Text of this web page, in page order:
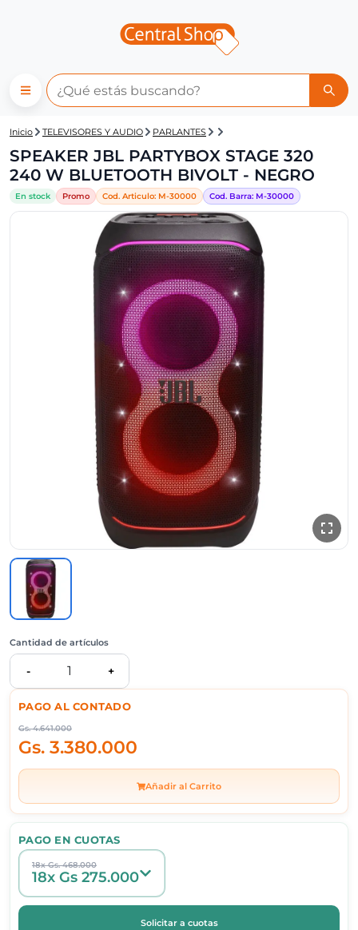
Central Shop: SPEAKER JBL
Inicio TELEVISORES Y AUDIO PARLANTES
SPEAKER JBL PARTYBOX STAGE 320
240 W BLUETOOTH BIVOLT - NEGRO
En stock Promo Cod. Articulo: M-30000 Cod. Barra: M-30000
PAGO AL CONTADO
Gs. 4.641.000
Gs. 3.380.000
Añadir al Carrito
PAGO EN CUOTAS
18x Gs. 468.000
18x Gs 275.000
Solicitar a cuotas
Cantidad de artículos
- 1 +